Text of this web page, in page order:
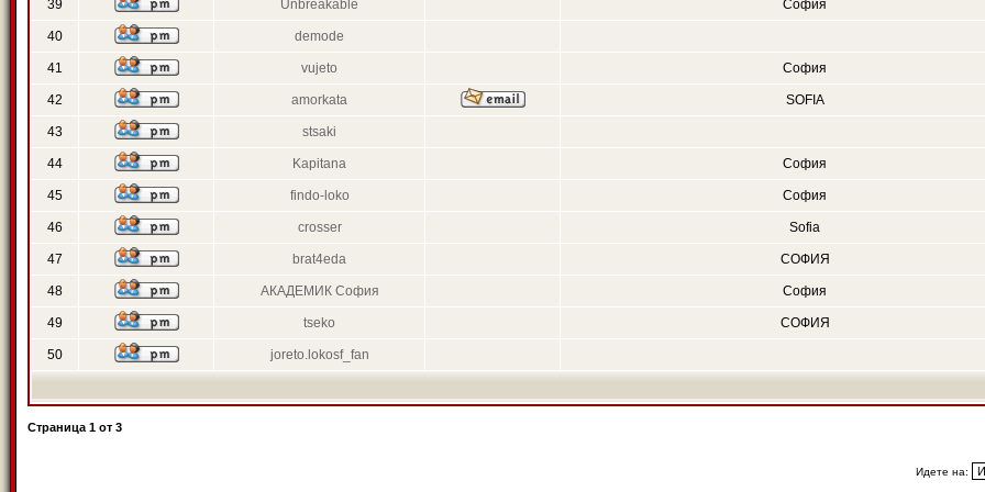
39 Unbreakable София
40 demode
41 vujeto София
42 amorkata SOFIA
43 stsaki
44 Kapitana София
45 findo-loko София
46 crosser Sofia
47 brat4eda СОФИЯ
48 АКАДЕМИК София София
49 tseko СОФИЯ
50 joreto.lokosf_fan
Страница 1 от 3
Идете на: